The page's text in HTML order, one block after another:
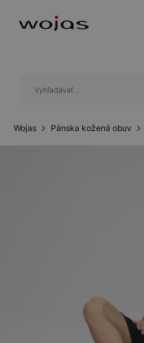
Wojas Pánska kožená obuv